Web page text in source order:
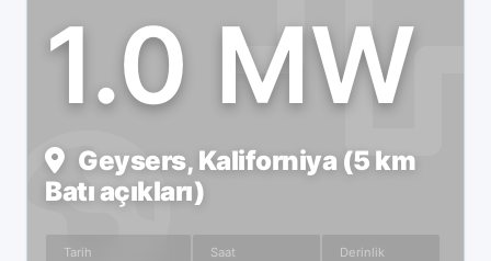
1.0 MW
Geysers, Kaliforniya (5 km
Batı açıkları)
Tarih Saat Derinlik